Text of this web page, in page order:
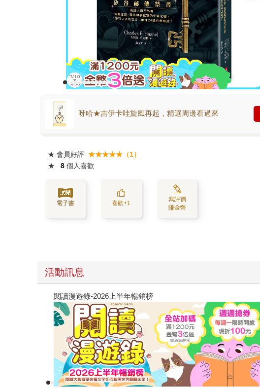
呀哈★吉伊卡哇旋風再起，精選周邊看過來
★ 會員好評 ★★★★★（1）
★
8 個人喜歡
電子書 喜歡+1
寫評價
賺金幣
活動訊息
閱讀漫遊錄-2026上半年暢銷榜